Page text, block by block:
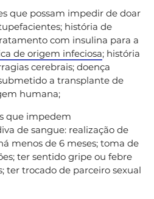
que possam impedir de doar
história de
com insulina para a
de origem infeciosa; história
cerebrais; doença
a transplante de
humana;
que impedem
de sangue: realização de
menos de 6 meses; toma de
ter sentido gripe ou febre
ter trocado de parceiro sexual